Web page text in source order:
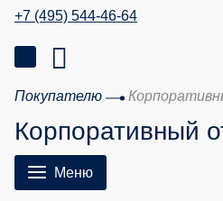
+7 (495) 544-46-64
Покупателю
Корпоративный
Меню